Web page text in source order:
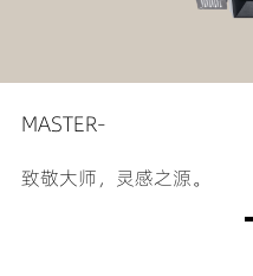
MASTER-
致敬大师，灵感之源。